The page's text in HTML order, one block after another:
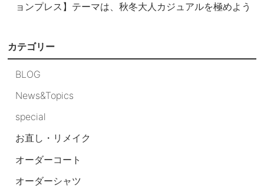
ョンプレス】テーマは、秋冬大人カジュアルを極めよう
カテゴリー
BLOG
News&Topics
special
お直し・リメイク
オーダーコート
オーダーシャツ